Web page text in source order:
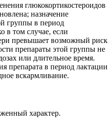
глюкокортикостероидов
назначение
группы в период
в том случае, если
превышает возможный риск
препараты этой группы не
или длительное время.
препарата в период лактации
вскармливание.
характер.